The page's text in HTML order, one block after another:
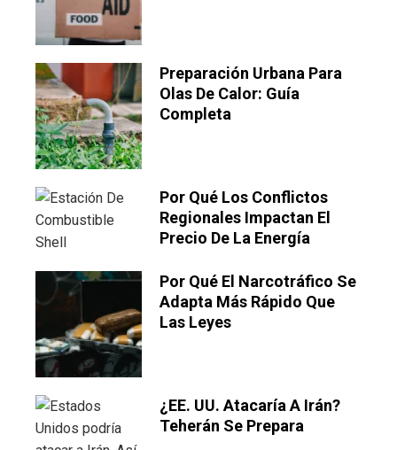
Preparación Urbana Para
Olas De Calor: Guía
Completa
Por Qué Los Conflictos
Regionales Impactan El
Precio De La Energía
Por Qué El Narcotráfico Se
Adapta Más Rápido Que
Las Leyes
¿EE. UU. Atacaría A Irán?
Teherán Se Prepara